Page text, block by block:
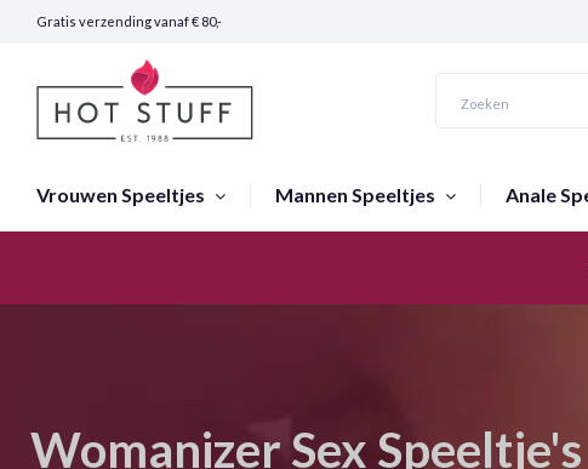
Gratis verzending vanaf € 80,-
Vrouwen Speeltjes Mannen Speeltjes Anale
Womanizer Sex Speeltje's